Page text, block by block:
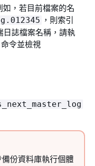
，若目前檔案的名
，則索引
日誌檔案名稱，請執
命令並檢視
份資料庫執行個體